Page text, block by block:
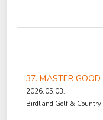
37. MASTER
2026.05.03.
Birdland Golf &